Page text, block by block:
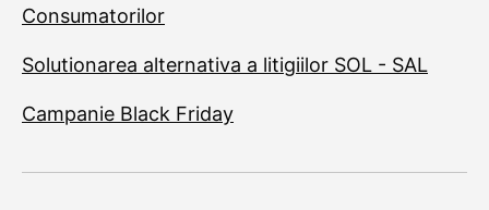
Consumatorilor
Solutionarea alternativa a litigiilor SOL - SAL
Campanie Black Friday